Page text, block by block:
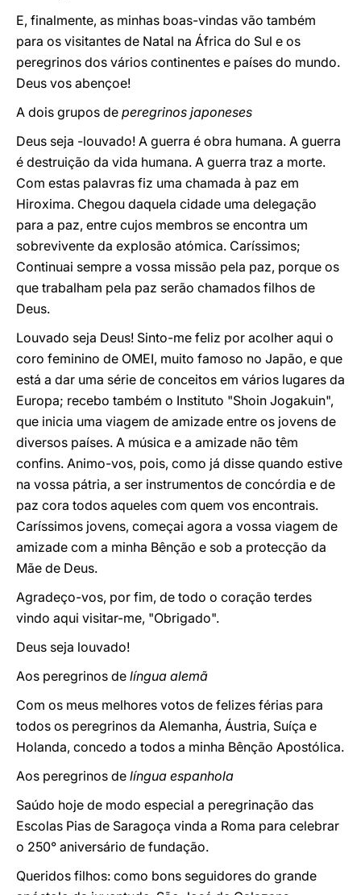
E, finalmente, as minhas boas-vindas vão também
para os visitantes de Natal na África do Sul e os
peregrinos dos vários continentes e países do mundo.
Deus vos abençoe!
A dois grupos de peregrinos japoneses
Deus seja -louvado! A guerra é obra humana. A guerra
é destruição da vida humana. A guerra traz a morte.
Com estas palavras fiz uma chamada à paz em
Hiroxima. Chegou daquela cidade uma delegação
para a paz, entre cujos membros se encontra um
sobrevivente da explosão atómica. Caríssimos;
Continuai sempre a vossa missão pela paz, porque os
que trabalham pela paz serão chamados filhos de
Deus.
Louvado seja Deus! Sinto-me feliz por acolher aqui o
coro feminino de OMEI, muito famoso no Japão, e que
está a dar uma série de conceitos em vários lugares da
Europa; recebo também o Instituto "Shoin Jogakuin",
que inicia uma viagem de amizade entre os jovens de
diversos países. A música e a amizade não têm
confins. Animo-vos, pois, como já disse quando estive
na vossa pátria, a ser instrumentos de concórdia e de
paz cora todos aqueles com quem vos encontrais.
Caríssimos jovens, começai agora a vossa viagem de
amizade com a minha Bênção e sob a protecção da
Mãe de Deus.
Agradeço-vos, por fim, de todo o coração terdes
vindo aqui visitar-me, "Obrigado".
Deus seja louvado!
Aos peregrinos de língua alemã
Com os meus melhores votos de felizes férias para
todos os peregrinos da Alemanha, Áustria, Suíça e
Holanda, concedo a todos a minha Bênção Apostólica.
Aos peregrinos de língua espanhola
Saúdo hoje de modo especial a peregrinação das
Escolas Pias de Saragoça vinda a Roma para celebrar
o 250° aniversário de fundação.
Queridos filhos: como bons seguidores do grande